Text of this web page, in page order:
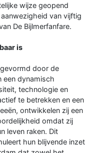
wijze geopend
van vijftig
De Bijlmerfanfare.
is
door de
een dynamisch
technologie en
te betrekken en een
ontwikkelen zij een
omdat zij
leven raken. Dit
hun blijvende inzet